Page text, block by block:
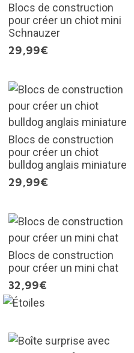
Blocs de construction
pour créer un chiot mini
Schnauzer
29,99€
Blocs de construction
pour créer un chiot
bulldog anglais miniature
29,99€
Blocs de construction
pour créer un mini chat
32,99€